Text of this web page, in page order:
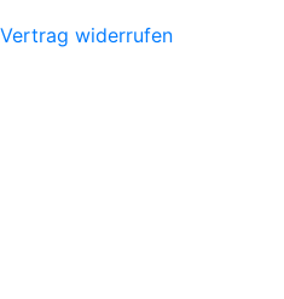
Vertrag widerrufen